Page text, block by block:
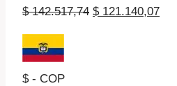
$142.517,74 El
$121.140,07El
$ - COP